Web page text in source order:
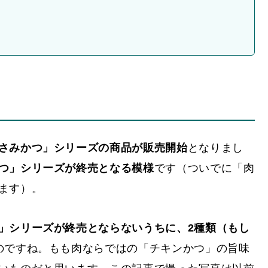
みかつ」シリーズの商品が販売開始となりまし
」シリーズが終売となる模様です（ついでに「肉
す）。
シリーズが終売とならないうちに、2種類（もし
ですね。もも肉ならではの「チキンかつ」の旨味